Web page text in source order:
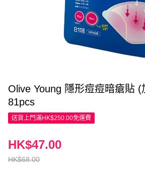
Olive Young 隱形痘痘暗瘡貼 (加大版-藍色)
81pcs
送貨上門滿HK$250.00免運費
HK$68.00
HK$47.00